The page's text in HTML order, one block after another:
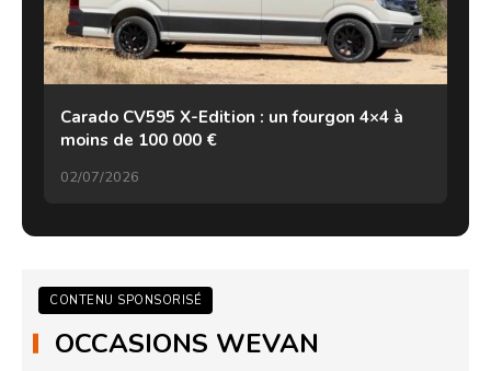
Carado CV595 X-Edition : un fourgon 4×4 à
moins de 100 000 €
02/07/2026
CONTENU SPONSORISÉ
OCCASIONS WEVAN